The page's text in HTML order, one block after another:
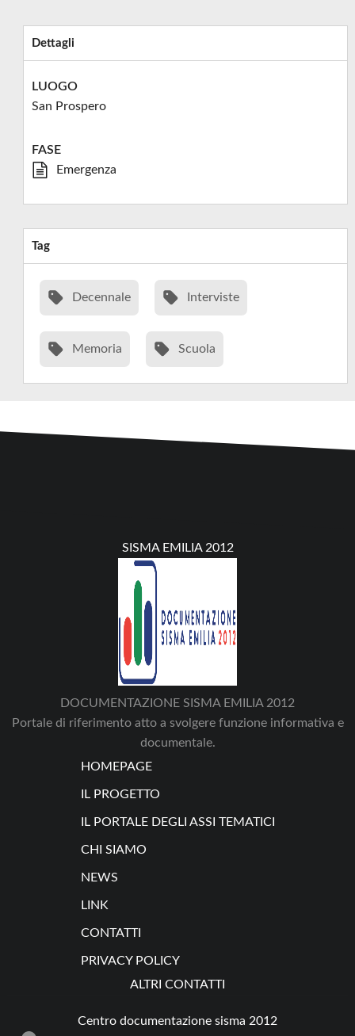
Dettagli
LUOGO
San Prospero
FASE
Emergenza
Tag
Decennale Interviste
Memoria Scuola
SISMA EMILIA 2012
DOCUMENTAZIONE SISMA EMILIA 2012
Portale di riferimento atto a svolgere funzione informativa e
documentale.
HOMEPAGE
IL PROGETTO
IL PORTALE DEGLI ASSI TEMATICI
CHI SIAMO
NEWS
LINK
CONTATTI
PRIVACY POLICY
ALTRI CONTATTI
Centro documentazione sisma 2012